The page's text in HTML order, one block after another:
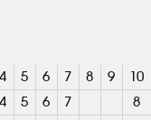
4 5 6 7 8 9
10
4 5 6 7
8